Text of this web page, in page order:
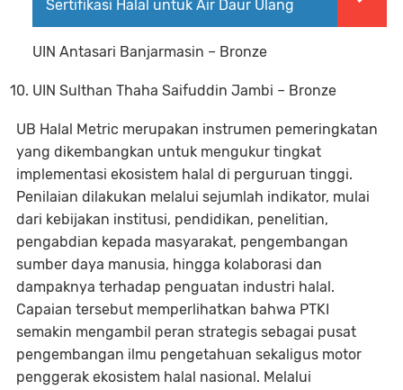
Sertifikasi Halal untuk Air Daur Ulang
UIN Antasari Banjarmasin – Bronze
UIN Sulthan Thaha Saifuddin Jambi – Bronze
UB Halal Metric merupakan instrumen pemeringkatan
yang dikembangkan untuk mengukur tingkat
implementasi ekosistem halal di perguruan tinggi.
Penilaian dilakukan melalui sejumlah indikator, mulai
dari kebijakan institusi, pendidikan, penelitian,
pengabdian kepada masyarakat, pengembangan
sumber daya manusia, hingga kolaborasi dan
dampaknya terhadap penguatan industri halal.
Capaian tersebut memperlihatkan bahwa PTKI
semakin mengambil peran strategis sebagai pusat
pengembangan ilmu pengetahuan sekaligus motor
penggerak ekosistem halal nasional. Melalui